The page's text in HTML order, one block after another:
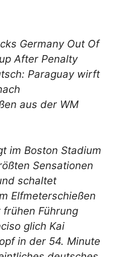
Germany Out Of
After Penalty
Paraguay wirft
aus der WM
im Boston Stadium
Sensationen
schaltet
Elfmeterschießen
Führung
glich Kai
in der 54. Minute